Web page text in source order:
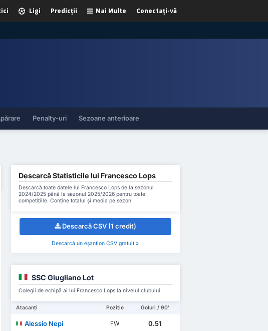
Conectați-vă
Mai Multe
Predicții
Ligi
Penalty-uri Sezoane anterioare
Descarcă Statisticile lui Francesco Lops
Descarcă toate datele lui Francesco Lops de la sezonul
2024/2025 până la sezonul 2025/2026 pentru toate
competițiile. Conține totalul și media pe sezon.
Descarcă CSV (1 credit)
Descarcă un eșantion CSV gratuit »
SSC Giugliano Lot
Colegii de echipă ai lui Francesco Lops la nivelul clubului
Atacanți Poziție Goluri / 90'
Alessio Nepi FW
0.51